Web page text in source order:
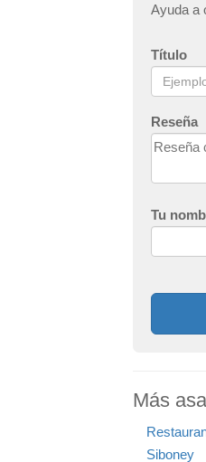
Ayuda a
Título
Reseña
Tu
Más
Siboney